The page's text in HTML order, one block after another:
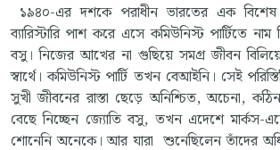
১৯৪০-এর দশকে পরাধীন ভারতের এক
ব্যারিস্টারি পাশ করে এসে কমিউনিস্ট পার্টিতে
বসু। নিজের আখের না গুছিয়ে সমগ্র জীবন
স্বার্থে। কমিউনিস্ট পার্টি তখন বেআইনি। সেই
সুখী জীবনের রাস্তা ছেড়ে অনিশ্চিত, অচেনা,
বেছে নিচ্ছেন জ্যোতি বসু, তখন এদেশে মার্কস-
শোনেনি অনেকে। আর যারা শুনেছিলেন তাঁদের